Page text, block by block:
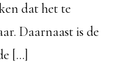
dat het te
Daarnaast is de
[…]